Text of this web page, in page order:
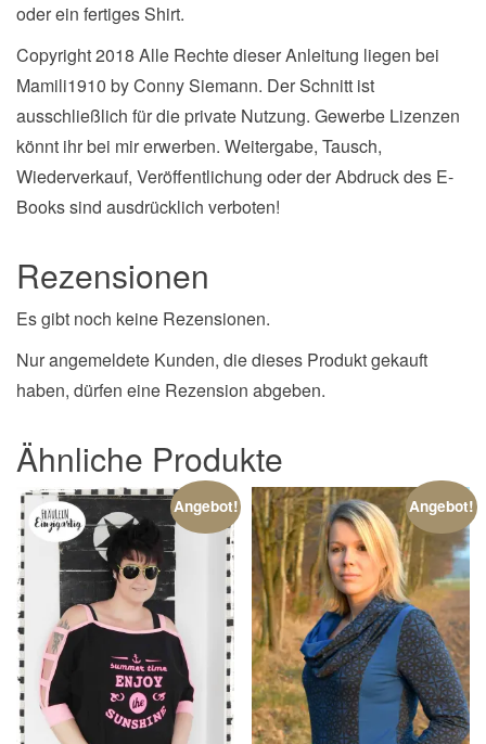
oder ein fertiges Shirt.
Copyright 2018 Alle Rechte dieser Anleitung liegen bei
Mamili1910 by Conny Siemann. Der Schnitt ist
ausschließlich für die private Nutzung. Gewerbe Lizenzen
könnt ihr bei mir erwerben. Weitergabe, Tausch,
Wiederverkauf, Veröffentlichung oder der Abdruck des E-
Books sind ausdrücklich verboten!
Rezensionen
Es gibt noch keine Rezensionen.
Nur angemeldete Kunden, die dieses Produkt gekauft
haben, dürfen eine Rezension abgeben.
Ähnliche Produkte
Angebot! Angebot!